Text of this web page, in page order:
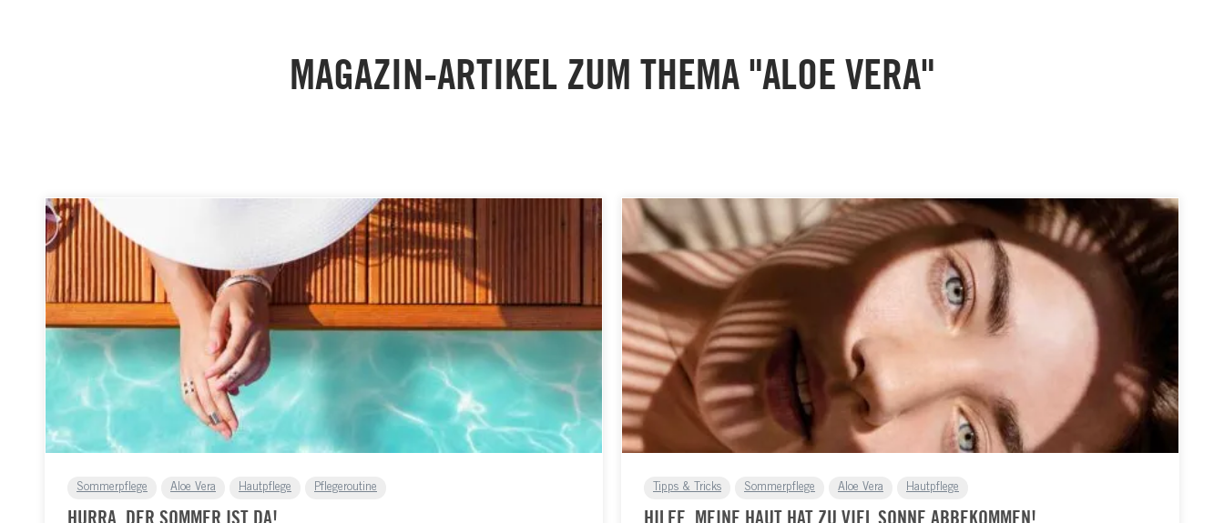
MAGAZIN-ARTIKEL ZUM THEMA "ALOE VERA"
Sommerpflege Aloe Vera Hautpflege Pflegeroutine
HURRA, DER SOMMER IST DA!
Tipps & Tricks Sommerpflege Aloe Vera Hautpflege
HILFE, MEINE HAUT HAT ZU VIEL SONNE ABBEKOMMEN!